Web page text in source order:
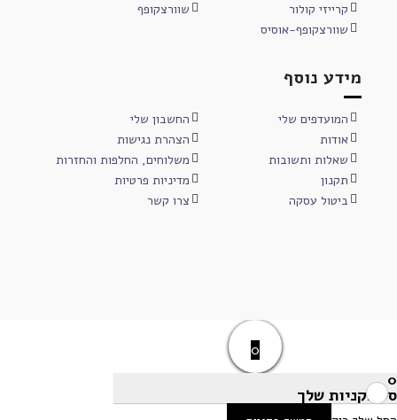
קרייזי קולור
שוורצקופף
שוורצקופף-אוסיס
מידע נוסף
המועדפים שלי
החשבון שלי
אודות
הצהרת נגישות
שאלות ותשובות
משלוחים, החלפות והחזרות
תקנון
מדיניות פרטיות
ביטול עסקה
צרו קשר
0
0
סל הקניות שלך